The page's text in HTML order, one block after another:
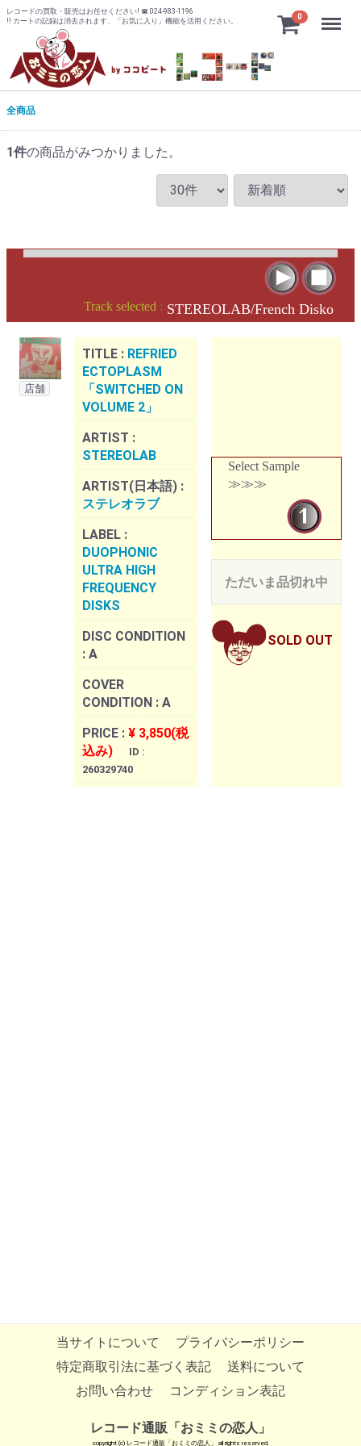
レコードの買取・販売はお任せください! ☎ 024-983-1196
!! カートの記録は消去されます、「お気に入り」機能を活用ください。
0 Menu
全商品
1件の商品がみつかりました。
Track selected : STEREOLAB/French Disko
店舗
TITLE : REFRIED
ECTOPLASM
「SWITCHED ON
VOLUME 2」
ARTIST :
STEREOLAB
ARTIST(日本語) :
ステレオラブ
LABEL :
DUOPHONIC
ULTRA HIGH
FREQUENCY
DISKS
DISC CONDITION
: A
COVER
CONDITION : A
PRICE : ¥ 3,850(税
込み)
ID :
260329740
Select Sample
≫≫≫
ただいま品切れ中
SOLD OUT
当サイトについて
プライバシーポリシー
特定商取引法に基づく表記
送料について
お問い合わせ
コンディション表記
レコード通販「おミミの恋人」
copyright (c) レコード通販「おミミの恋人」 all rights reserved.